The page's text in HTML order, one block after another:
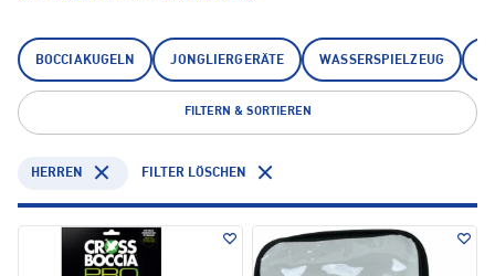
BOCCIAKUGELN JONGLIERGERÄTE WASSERSPIELZEUG
FILTERN & SORTIEREN
HERREN FILTER LÖSCHEN